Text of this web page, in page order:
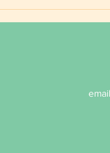
サポー